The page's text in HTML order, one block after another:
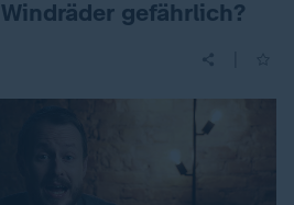
gefährlich?